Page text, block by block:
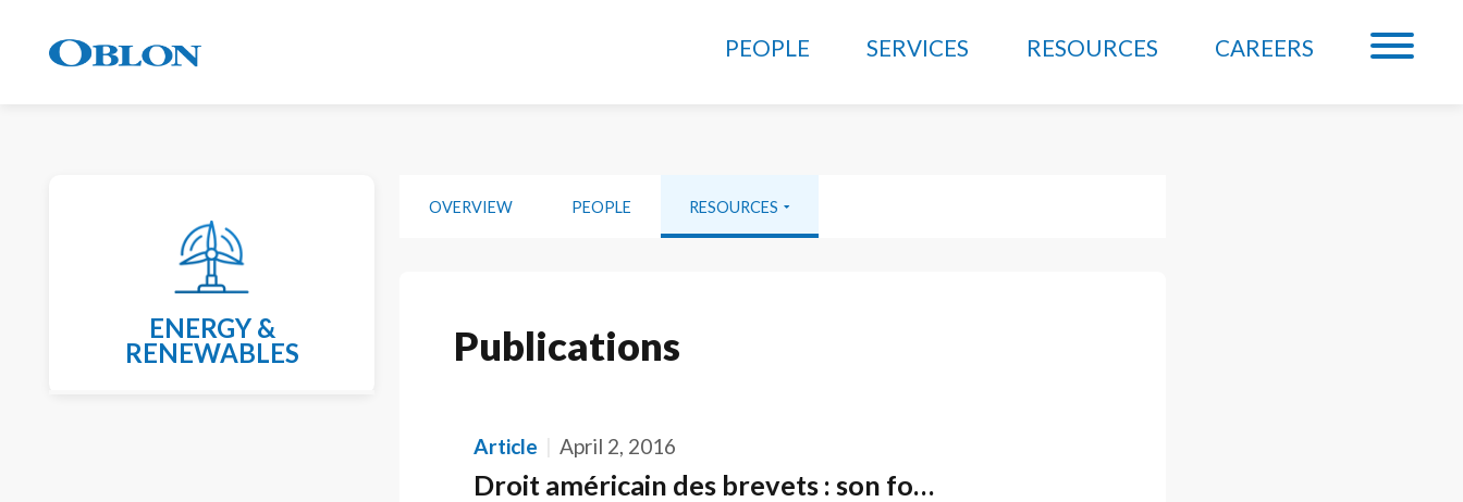
PEOPLE SERVICES RESOURCES CAREERS
ENERGY &
RENEWABLES
OVERVIEW PEOPLE RESOURCES
Publications
Article April 2, 2016
Droit américain des brevets : son fondement constitutionnel est-il d'inspiration française ?